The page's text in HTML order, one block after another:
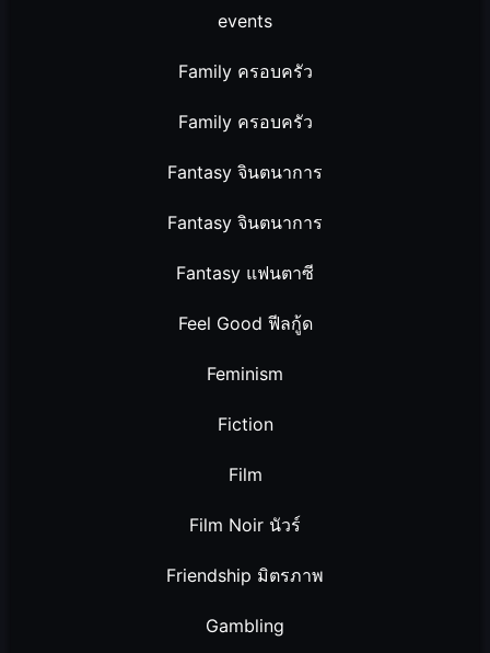
events
Family ครอบครัว
Family ครอบครัว
Fantasy จินตนาการ
Fantasy จินตนาการ
Fantasy แฟนตาซี
Feel Good ฟีลกู้ด
Feminism
Fiction
Film
Film Noir นัวร์
Friendship มิตรภาพ
Gambling